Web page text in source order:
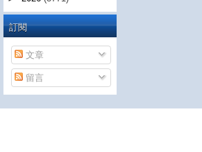
訂閱
文章
留言